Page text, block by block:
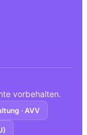
vorbehalten.
· AVV